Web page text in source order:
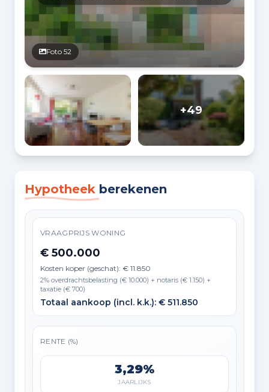
Foto 52
+49
Hypotheek berekenen
VRAAGPRIJS WONING
€ 500.000
Kosten koper (geschat): € 11.850
2% overdrachtsbelasting (€ 10.000) + notaris (€ 1.150) +
taxatie (€ 700)
Totaal aankoop (incl. k.k.): € 511.850
RENTE (%)
3,29%
JAARLIJKS